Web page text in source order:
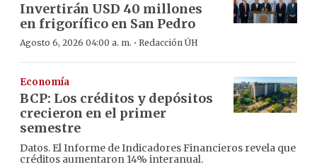
Invertirán USD 40 millones
en frigorífico en San Pedro
Agosto 6, 2026 04:00 a. m. · Redacción ÚH
Economía
BCP: Los créditos y depósitos
crecieron en el primer
semestre
Datos. El Informe de Indicadores Financieros revela que
créditos aumentaron 14% interanual.